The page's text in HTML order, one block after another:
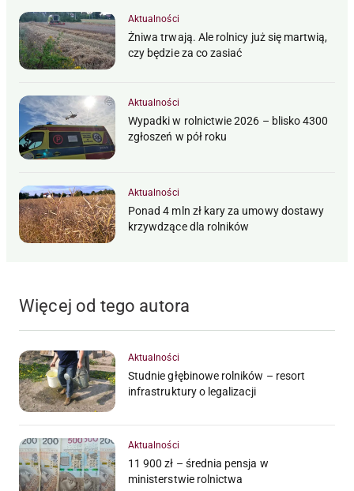
Aktualności
Żniwa trwają. Ale rolnicy już się martwią,
czy będzie za co zasiać
Aktualności
Wypadki w rolnictwie 2026 – blisko 4300
zgłoszeń w pół roku
Aktualności
Ponad 4 mln zł kary za umowy dostawy
krzywdzące dla rolników
Więcej od tego autora
Aktualności
Studnie głębinowe rolników – resort
infrastruktury o legalizacji
Aktualności
11 900 zł – średnia pensja w
ministerstwie rolnictwa